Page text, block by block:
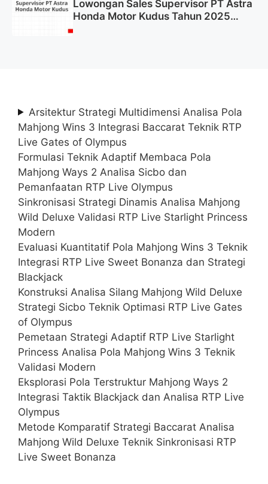
Lowongan Sales Supervisor PT Astra
Honda Motor Kudus Tahun 2025
Arsitektur Strategi Multidimensi Analisa Pola
Mahjong Wins 3 Integrasi Baccarat Teknik RTP
Live Gates of Olympus
Formulasi Teknik Adaptif Membaca Pola
Mahjong Ways 2 Analisa Sicbo dan
Pemanfaatan RTP Live Olympus
Sinkronisasi Strategi Dinamis Analisa Mahjong
Wild Deluxe Validasi RTP Live Starlight Princess
Modern
Evaluasi Kuantitatif Pola Mahjong Wins 3 Teknik
Integrasi RTP Live Sweet Bonanza dan Strategi
Blackjack
Konstruksi Analisa Silang Mahjong Wild Deluxe
Strategi Sicbo Teknik Optimasi RTP Live Gates
of Olympus
Pemetaan Strategi Adaptif RTP Live Starlight
Princess Analisa Pola Mahjong Wins 3 Teknik
Validasi Modern
Eksplorasi Pola Terstruktur Mahjong Ways 2
Integrasi Taktik Blackjack dan Analisa RTP Live
Olympus
Metode Komparatif Strategi Baccarat Analisa
Mahjong Wild Deluxe Teknik Sinkronisasi RTP
Live Sweet Bonanza